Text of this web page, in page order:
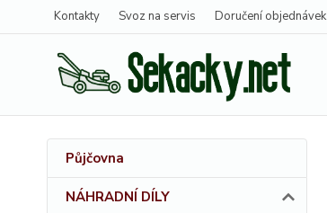
Kontakty Svoz na servis Doručení objednávek
Půjčovna
NÁHRADNÍ DÍLY